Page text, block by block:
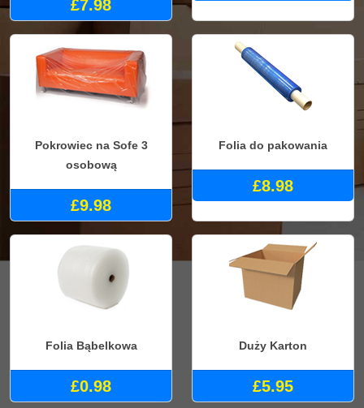
£7.98
Pokrowiec na Sofe 3
osobową
£9.98
Folia do pakowania
£8.98
Folia Bąbelkowa
£0.98
Duży Karton
£5.95